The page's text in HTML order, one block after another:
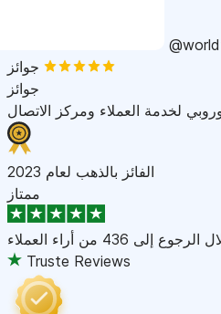
جوائز
لخدمة العملاء ومركز الاتصال
الفائز بالذهب لعام 2023
ممتاز
الرجوع إلى 436 من أراء العملاء
Truste Reviews